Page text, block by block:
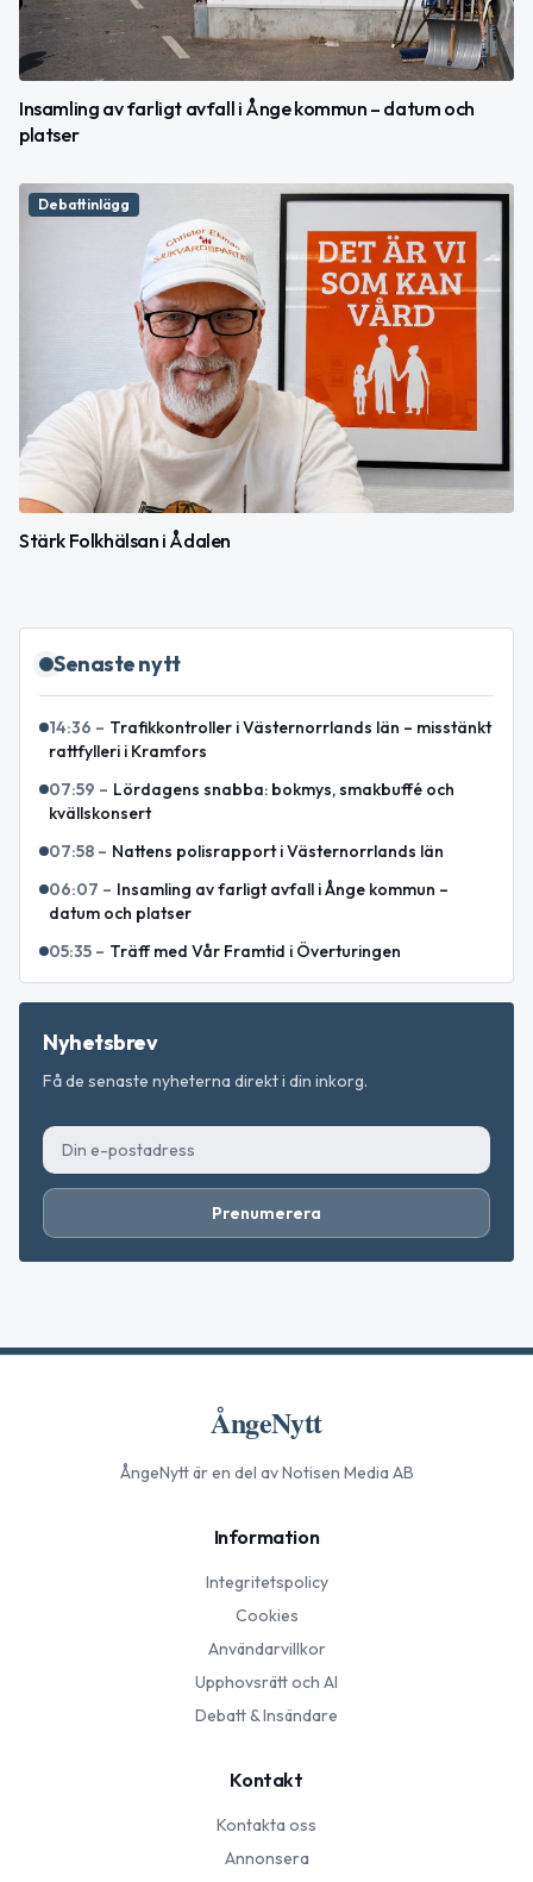
Insamling av farligt avfall i Ånge kommun – datum och
platser
Debattinlägg
Stärk Folkhälsan i Ådalen
Senaste nytt
14:36 – Trafikkontroller i Västernorrlands län – misstänkt
rattfylleri i Kramfors
07:59 – Lördagens snabba: bokmys, smakbuffé och
kvällskonsert
07:58 – Nattens polisrapport i Västernorrlands län
06:07 – Insamling av farligt avfall i Ånge kommun –
datum och platser
05:35 – Träff med Vår Framtid i Överturingen
Nyhetsbrev
Få de senaste nyheterna direkt i din inkorg.
Prenumerera
ÅngeNytt
ÅngeNyttär en del av Notisen Media AB
Information
Integritetspolicy
Cookies
Användarvillkor
Upphovsrätt och AI
Debatt & Insändare
Kontakt
Kontakta oss
Annonsera